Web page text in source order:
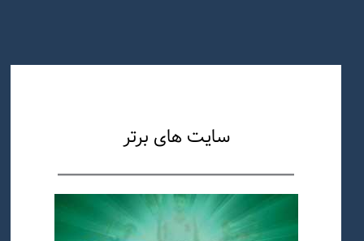
سایت های برتر